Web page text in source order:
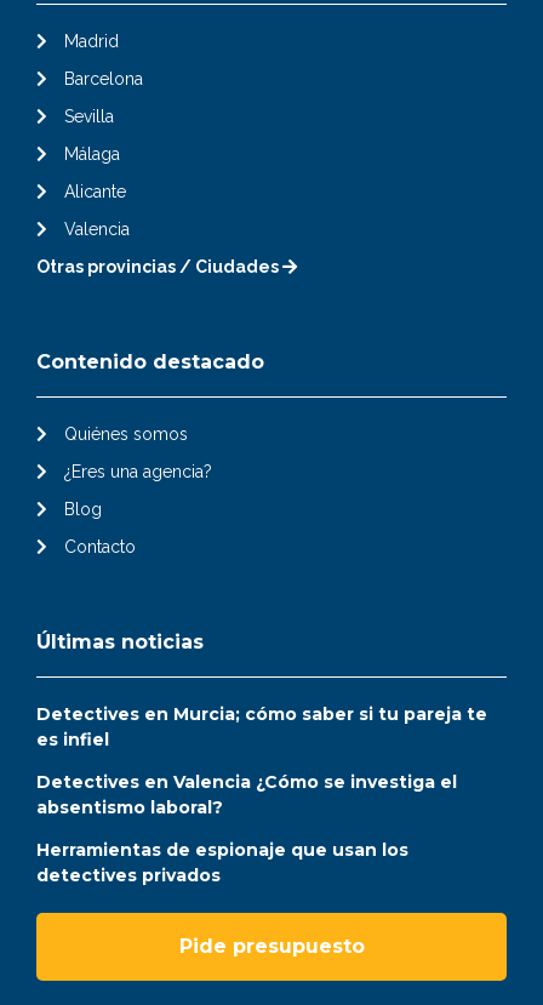
Madrid
Barcelona
Sevilla
Málaga
Alicante
Valencia
Otras provincias / Ciudades
Contenido destacado
Quiénes somos
¿Eres una agencia?
Blog
Contacto
Últimas noticias
Detectives en Murcia; cómo saber si tu pareja te
es infiel
Detectives en Valencia ¿Cómo se investiga el
absentismo laboral?
Herramientas de espionaje que usan los
detectives privados
Pide presupuesto